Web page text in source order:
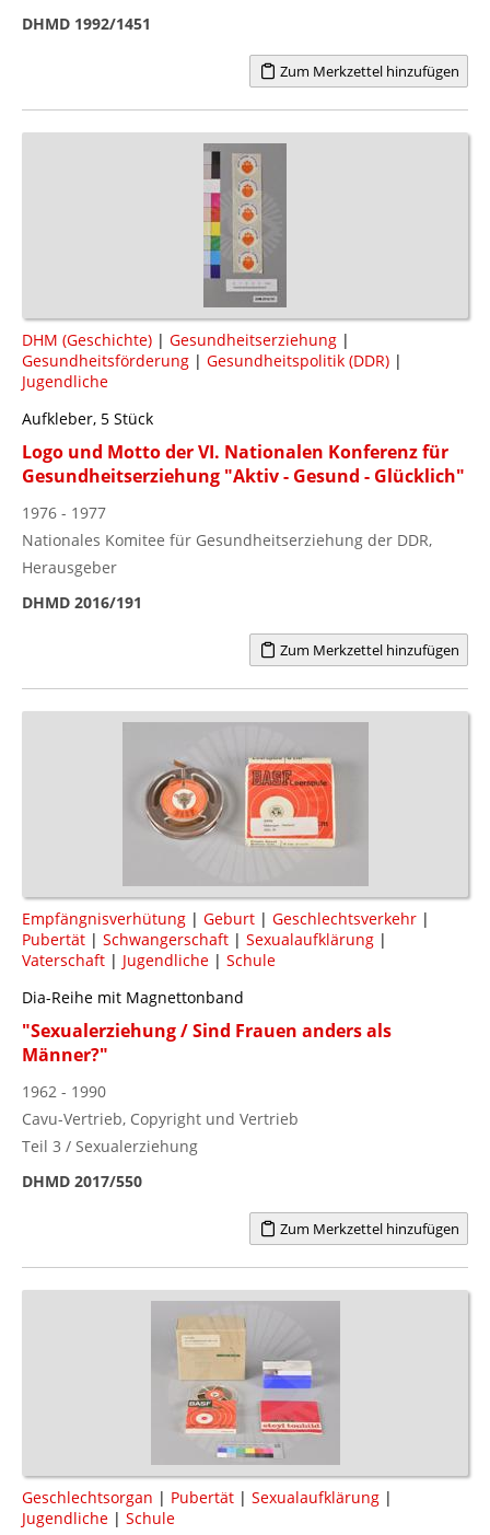
DHMD 1992/1451
Zum Merkzettel hinzufügen
DHM (Geschichte) | Gesundheitserziehung |
Gesundheitsförderung | Gesundheitspolitik (DDR) |
Jugendliche
Aufkleber, 5 Stück
Logo und Motto der VI. Nationalen Konferenz für
Gesundheitserziehung "Aktiv - Gesund - Glücklich"
1976 - 1977
Nationales Komitee für Gesundheitserziehung der DDR,
Herausgeber
DHMD 2016/191
Zum Merkzettel hinzufügen
Empfängnisverhütung | Geburt | Geschlechtsverkehr |
Pubertät | Schwangerschaft | Sexualaufklärung |
Vaterschaft | Jugendliche | Schule
Dia-Reihe mit Magnettonband
"Sexualerziehung / Sind Frauen anders als
Männer?"
1962 - 1990
Cavu-Vertrieb, Copyright und Vertrieb
Teil 3 / Sexualerziehung
DHMD 2017/550
Zum Merkzettel hinzufügen
Geschlechtsorgan | Pubertät | Sexualaufklärung |
Jugendliche | Schule